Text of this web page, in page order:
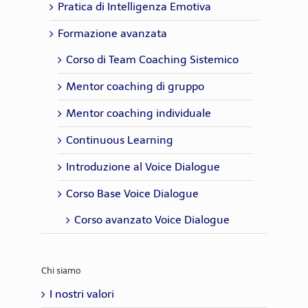
Pratica di Intelligenza Emotiva
Formazione avanzata
Corso di Team Coaching Sistemico
Mentor coaching di gruppo
Mentor coaching individuale
Continuous Learning
Introduzione al Voice Dialogue
Corso Base Voice Dialogue
Corso avanzato Voice Dialogue
Chi siamo
I nostri valori